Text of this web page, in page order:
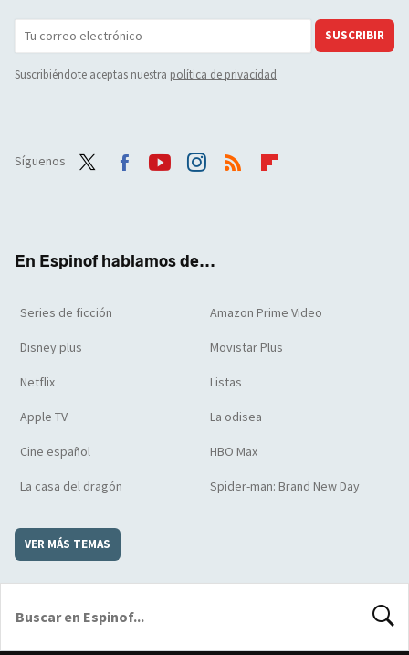
SUSCRIBIR
Suscribiéndote aceptas nuestra política de privacidad
Síguenos
En Espinof hablamos de...
Series de ficción Amazon Prime Video
Disney plus Movistar Plus
Netflix Listas
Apple TV La odisea
Cine español HBO Max
La casa del dragón Spider-man: Brand New Day
VER MÁS TEMAS